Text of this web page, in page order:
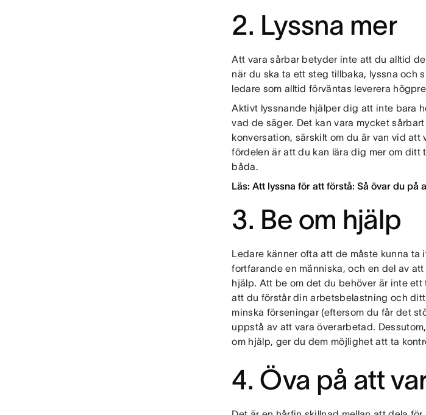
2. Lyssna mer
Att vara sårbar betyder inte att du alltid
när du ska ta ett steg tillbaka, lyssna och
ledare som alltid förväntas leverera
Aktivt lyssnande hjälper dig att inte bara
vad de säger. Det kan vara mycket
konversation, särskilt om du är van vid att
fördelen är att du kan lära dig mer om
båda.
Läs: Att lyssna för att förstå: Så övar du på
3. Be om hjälp
Ledare känner ofta att de måste kunna ta
fortfarande en människa, och en del av
hjälp. Att be om det du behöver är inte
att du förstår din arbetsbelastning och
minska förseningar (eftersom du får det
uppstå av att vara överarbetad.
om hjälp, ger du dem möjlighet att ta
4. Öva på att